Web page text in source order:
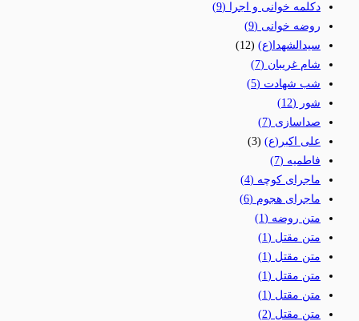
دکلمه خوانی و اجرا (9)
روضه خوانی (9)
سیدالشهدا(ع) (12)
شام غریبان (7)
شب شهادت (5)
شور (12)
صداسازی (7)
علی اکبر(ع) (3)
فاطمیه (7)
ماجرای کوچه (4)
ماجرای هجوم (6)
متن روضه (1)
متن مقتل (1)
متن مقتل (1)
متن مقتل (1)
متن مقتل (1)
متن مقتل (2)